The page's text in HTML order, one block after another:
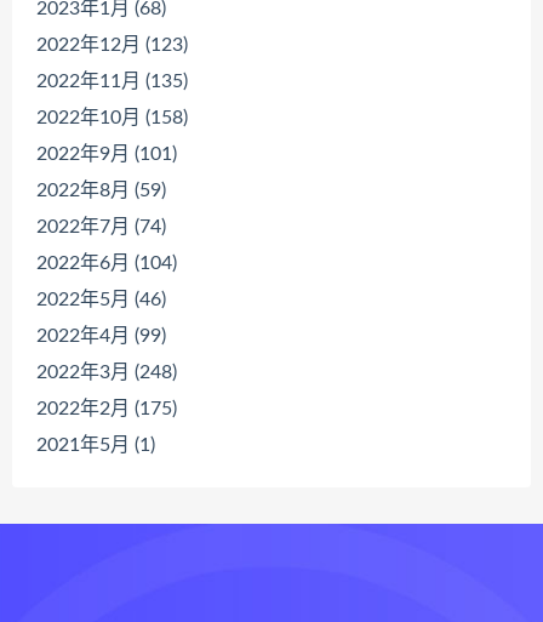
2023年1月 (68)
2022年12月 (123)
2022年11月 (135)
2022年10月 (158)
2022年9月 (101)
2022年8月 (59)
2022年7月 (74)
2022年6月 (104)
2022年5月 (46)
2022年4月 (99)
2022年3月 (248)
2022年2月 (175)
2021年5月 (1)